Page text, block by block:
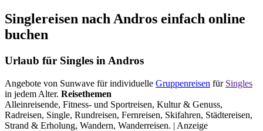
Singlereisen nach Andros einfach online
buchen
Urlaub für Singles in Andros
Angebote von Sunwave für individuelle Gruppenreisen für Singles
in jedem Alter. Reisethemen
Alleinreisende, Fitness- und Sportreisen, Kultur & Genuss,
Radreisen, Single, Rundreisen, Fernreisen, Skifahren, Städtereisen,
Strand & Erholung, Wandern, Wanderreisen. | Anzeige